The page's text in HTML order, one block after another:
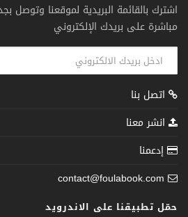
اشترك بالقائمة البريدية لموقعنا وتوصل
مباشرة على بريدك الإلكتروني
اتصل بنا
انشر معنا
إدعمنا
contact@foulabook.com
حمّل تطبيقنا على الاندرويد